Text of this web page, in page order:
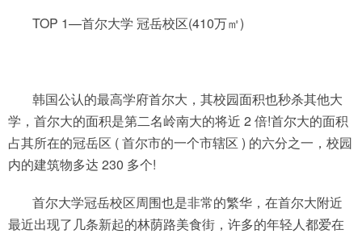
TOP 1—首尔大学 冠岳校区(410万㎡)
韩国公认的最高学府首尔大，其校园面积也秒杀其他大
学，首尔大的面积是第二名岭南大的将近 2 倍!首尔大的面积
占其所在的冠岳区 ( 首尔市的一个市辖区 ) 的六分之一，校园
内的建筑物多达 230 多个!
首尔大学冠岳校区周围也是非常的繁华，在首尔大附近
最近出现了几条新起的林荫路美食街，许多的年轻人都爱在